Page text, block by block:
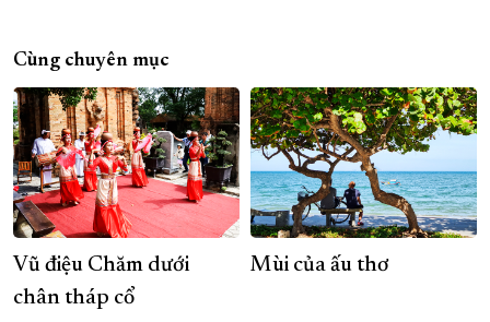
Cùng chuyên mục
Vũ điệu Chăm dưới
chân tháp cổ
Mùi của ấu thơ